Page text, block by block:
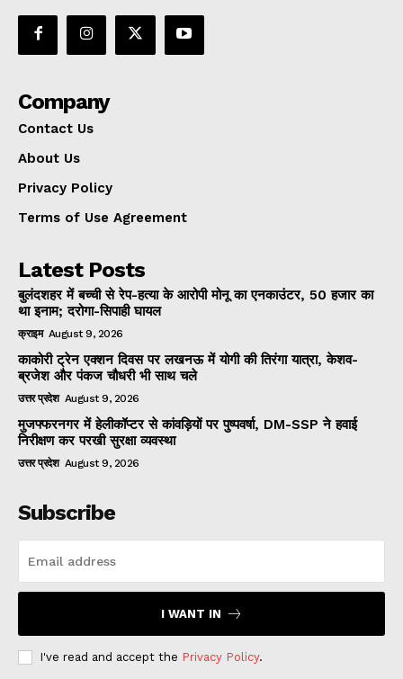
Company
Contact Us
About Us
Privacy Policy
Terms of Use Agreement
Latest Posts
बुलंदशहर में बच्ची से रेप-हत्या के आरोपी मोनू का एनकाउंटर, 50 हजार का
था इनाम; दरोगा-सिपाही घायल
क्राइम August 9, 2026
काकोरी ट्रेन एक्शन दिवस पर लखनऊ में योगी की तिरंगा यात्रा, केशव-
ब्रजेश और पंकज चौधरी भी साथ चले
उत्तर प्रदेश August 9, 2026
मुजफ्फरनगर में हेलीकॉप्टर से कांवड़ियों पर पुष्पवर्षा, DM-SSP ने हवाई
निरीक्षण कर परखी सुरक्षा व्यवस्था
उत्तर प्रदेश August 9, 2026
Subscribe
I WANT IN
I've read and accept the Privacy Policy.